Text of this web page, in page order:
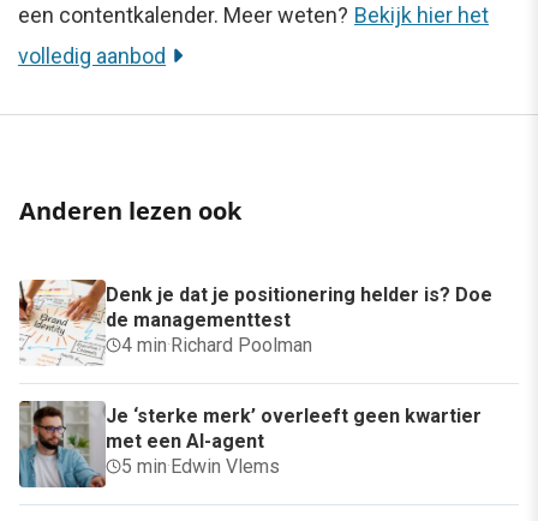
een contentkalender. Meer weten? Bekijk hier het
volledig aanbod
Anderen lezen ook
Denk je dat je positionering helder is? Doe
de managementtest
4 min·Richard Poolman
Je ‘sterke merk’ overleeft geen kwartier
met een AI-agent
5 min·Edwin Vlems